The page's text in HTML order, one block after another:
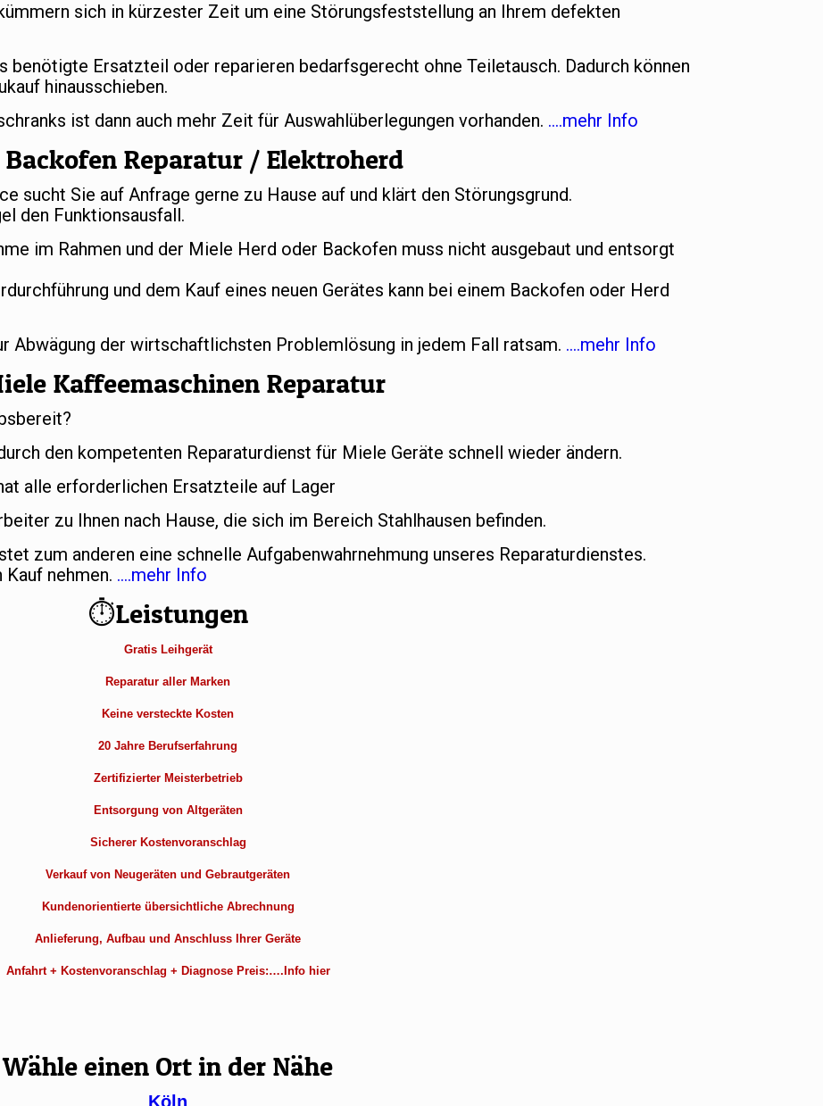
sich in kürzester Zeit um eine Störungsfeststellung an Ihrem defekten
benötigte Ersatzteil oder reparieren bedarfsgerecht ohne Teiletausch. Dadurch können
hinausschieben.
ist dann auch mehr Zeit für Auswahlüberlegungen vorhanden. ….mehr Info
Reparatur / Elektroherd
sucht Sie auf Anfrage gerne zu Hause auf und klärt den Störungsgrund.
den Funktionsausfall.
im Rahmen und der Miele Herd oder Backofen muss nicht ausgebaut und entsorgt
und dem Kauf eines neuen Gerätes kann bei einem Backofen oder Herd
Abwägung der wirtschaftlichsten Problemlösung in jedem Fall ratsam. ….mehr Info
Kaffeemaschinen Reparatur
den kompetenten Reparaturdienst für Miele Geräte schnell wieder ändern.
alle erforderlichen Ersatzteile auf Lager
zu Ihnen nach Hause, die sich im Bereich Stahlhausen befinden.
zum anderen eine schnelle Aufgabenwahrnehmung unseres Reparaturdienstes.
nehmen. ….mehr Info
⏱Leistungen
Gratis Leihgerät
Reparatur aller Marken
Keine versteckte Kosten
20 Jahre Berufserfahrung
Zertifizierter Meisterbetrieb
Entsorgung von Altgeräten
Sicherer Kostenvoranschlag
Verkauf von Neugeräten und Gebrautgeräten
Kundenorientierte übersichtliche Abrechnung
Anlieferung, Aufbau und Anschluss Ihrer Geräte
Anfahrt + Kostenvoranschlag + Diagnose Preis:….Info hier
Wähle einen Ort in der Nähe
Köln